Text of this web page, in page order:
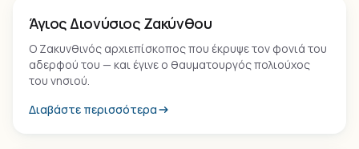
Άγιος Διονύσιος Ζακύνθου
Ο Ζακυνθινός αρχιεπίσκοπος που έκρυψε τον φονιά του
αδερφού του — και έγινε ο θαυματουργός πολιούχος
του νησιού.
Διαβάστε περισσότερα